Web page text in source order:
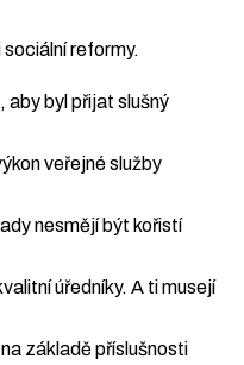
reformy.
byl přijat slušný
veřejné služby
nesmějí být kořistí
úředníky. A ti musejí
základě příslušnosti